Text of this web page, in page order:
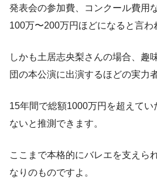
発表会の参加費、コンクール費用
100万〜200万円ほどになると言わ
しかも土居志央梨さんの場合、趣
団の本公演に出演するほどの実力
15年間で総額1000万円を超えてい
ないと推測できます。
ここまで本格的にバレエを支えら
なりのものですよ。